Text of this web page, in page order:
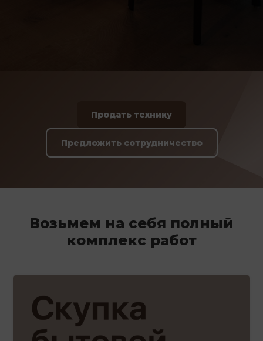
Продать технику
Предложить сотрудничество
Возьмем на себя полный
комплекс работ